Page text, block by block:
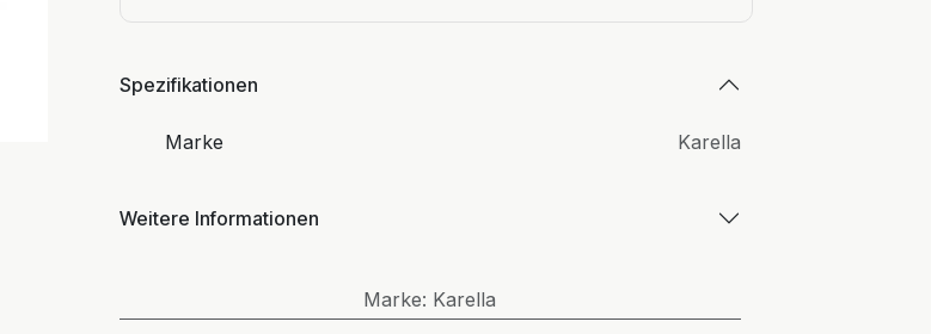
Spezifikationen
Marke Karella
Weitere Informationen
Marke: Karella